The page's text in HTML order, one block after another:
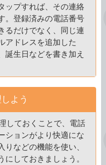
ップすれば、その連絡
。登録済みの電話番号
るだけでなく、同じ連
アドレスを追加した
誕生日などを書き加え
よう
しておくことで、電話
ションがより快適にな
などの機能を使い、
しておきましょう。